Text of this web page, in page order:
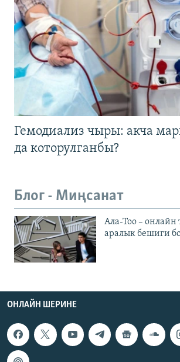
Гемодиализ чыры: акча
да которулганбы?
Блог - Миңсанат
Ала-Тоо – онлайн
аралык бешиги
ОНЛАЙН ШЕРИНЕ